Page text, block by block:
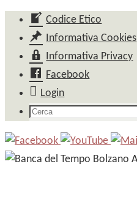
Salta
contenuto
Codice Etico
Informativa Cookies
Informativa Privacy
Facebook
Login
Cerca